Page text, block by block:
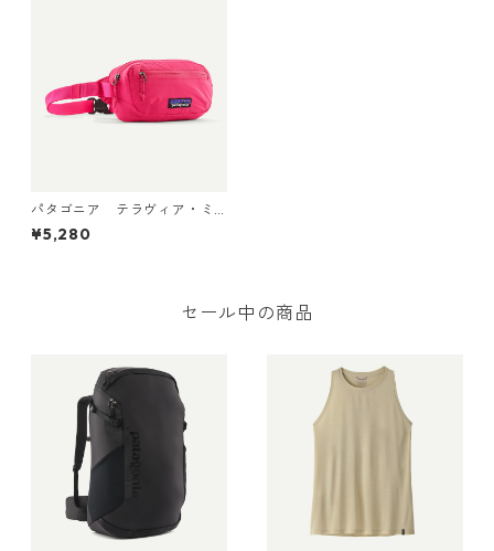
パタゴニア テラヴィア・ミ
ニ・ヒップ・パック 1L (カラ
ー Luminous Pink) Patagoni
¥5,280
セール中の商品